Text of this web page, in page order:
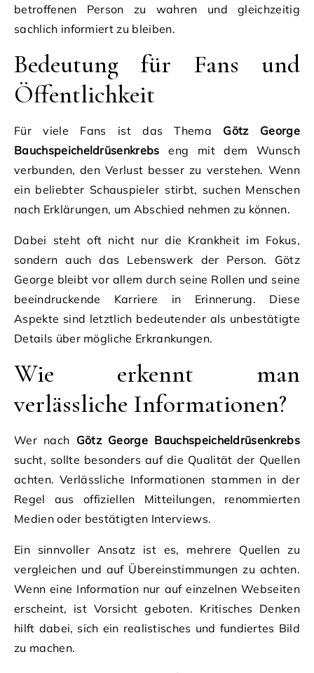
betroffenen Person zu wahren und gleichzeitig
sachlich informiert zu bleiben.
Bedeutung für Fans und
Öffentlichkeit
Für viele Fans ist das Thema Götz George
Bauchspeicheldrüsenkrebs eng mit dem Wunsch
verbunden, den Verlust besser zu verstehen. Wenn
ein beliebter Schauspieler stirbt, suchen Menschen
nach Erklärungen, um Abschied nehmen zu können.
Dabei steht oft nicht nur die Krankheit im Fokus,
sondern auch das Lebenswerk der Person. Götz
George bleibt vor allem durch seine Rollen und seine
beeindruckende Karriere in Erinnerung. Diese
Aspekte sind letztlich bedeutender als unbestätigte
Details über mögliche Erkrankungen.
Wie erkennt man
verlässliche Informationen?
Wer nach Götz George Bauchspeicheldrüsenkrebs
sucht, sollte besonders auf die Qualität der Quellen
achten. Verlässliche Informationen stammen in der
Regel aus offiziellen Mitteilungen, renommierten
Medien oder bestätigten Interviews.
Ein sinnvoller Ansatz ist es, mehrere Quellen zu
vergleichen und auf Übereinstimmungen zu achten.
Wenn eine Information nur auf einzelnen Webseiten
erscheint, ist Vorsicht geboten. Kritisches Denken
hilft dabei, sich ein realistisches und fundiertes Bild
zu machen.